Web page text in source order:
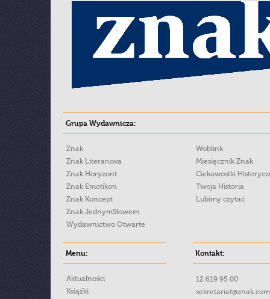
Grupa Wydawnicza:
Znak
Znak Literanova
Znak Horyzont
Znak Emotikon
Znak Koncept
Znak JednymSłowem
Wydawnictwo Otwarte
Woblink
Miesięcznik Znak
Ciekawostki
Twoja Historia
Lubimy czytać
Menu:
Aktualności
Książki
Kontakt:
12 619 95 00